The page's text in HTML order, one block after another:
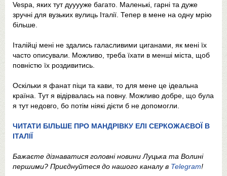
Vespa, яких тут дууууже багато. Маленькі, гарні та дуже
зручні для вузьких вулиць Італії. Тепер в мене на одну мрію
більше.
Італійці мені не здались галасливими циганами, як мені їх
часто описували. Можливо, треба їхати в менші міста, щоб
повністю їх роздивитись.
Оскільки я фанат піци та кави, то для мене це ідеальна
країна. Тут я відірвалась на повну. Можливо добре, що була
я тут недовго, бо потім ніякі дієти б не допомогли.
ЧИТАТИ БІЛЬШЕ ПРО МАНДРІВКУ ЕЛІ СЕРКОЖАЄВОЇ В
ІТАЛІЇ
Бажаєте дізнаватися головні новини Луцька та Волині
першими? Приєднуйтеся до нашого каналу в Telegram!